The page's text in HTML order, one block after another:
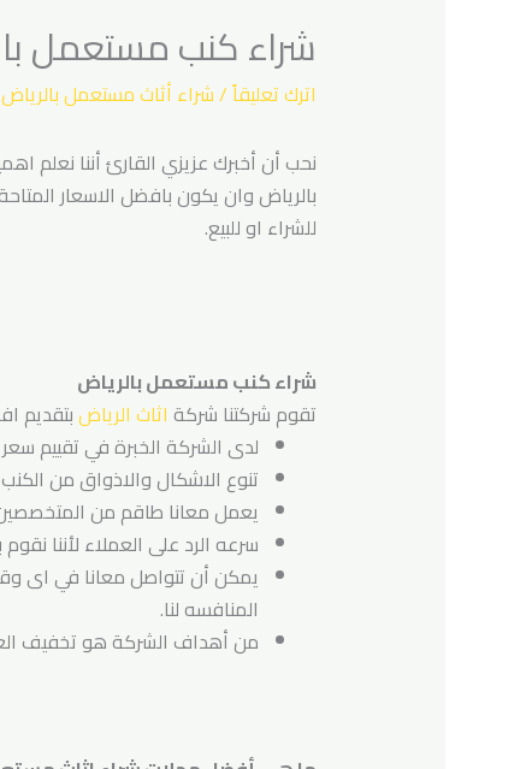
شراء كنب مستعمل
اترك تعليقاً/شراء أثاث مستعمل بالرياض
نحب أن أخبرك عزيزي القارئ أننا نعلم
بالرياض وان يكون بافضل الاسعار
للشراء او للبيع.
شراء كنب مستعمل بالرياض
تقوم شركتنا شركة اثاث الرياضبتقديم
لدى الشركة الخبرة في تقييم
تنوع الاشكال والاذواق من
يعمل معانا طاقم من المتخصصين
سرعه الرد على العملاء لأننا نقوم بالرد عليهم خلال 24 ساعة
يمكن أن تتواصل معانا في اى
المنافسه لنا.
من أهداف الشركة هو تخفيف